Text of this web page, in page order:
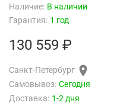
Наличие: В наличии
Гарантия: 1 год
130 559 ₽
Санкт-Петербург
Самовывоз: Сегодня
Доставка: 1-2 дня